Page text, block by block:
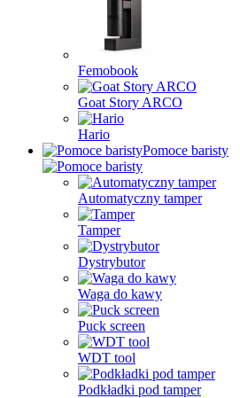
Femobook
Goat Story ARCO
Hario
Pomoce baristy
Automatyczny tamper
Tamper
Dystrybutor
Waga do kawy
Puck screen
WDT tool
Podkładki pod tamper